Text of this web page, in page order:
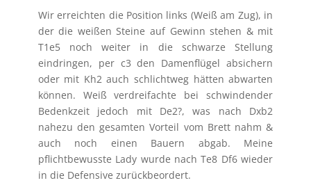
Wir erreichten die Position links (Weiß am Zug), in
der die weißen Steine auf Gewinn stehen & mit
T1e5 noch weiter in die schwarze Stellung
eindringen, per c3 den Damenflügel absichern
oder mit Kh2 auch schlichtweg hätten abwarten
können. Weiß verdreifachte bei schwindender
Bedenkzeit jedoch mit De2?, was nach Dxb2
nahezu den gesamten Vorteil vom Brett nahm &
auch noch einen Bauern abgab. Meine
pflichtbewusste Lady wurde nach Te8 Df6 wieder
in die Defensive zurückbeordert.